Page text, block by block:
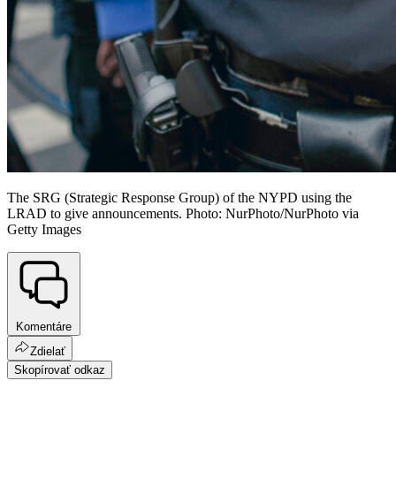
The SRG (Strategic Response Group) of the NYPD using the
LRAD to give announcements. Photo: NurPhoto/NurPhoto via
Getty Images
Komentáre
Zdielať
Skopírovať odkaz